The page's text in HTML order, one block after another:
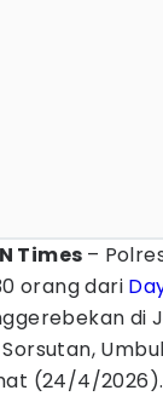
Times –
orang dari
di
(24/4/